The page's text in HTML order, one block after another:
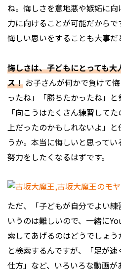
ね。悔しさを意地悪や嫉妬に
力に向けることが可能だから
悔しい思いをすることも大事だ
悔しさは、子どもにとっても
ス！ お子さんが何かで負けて
ったね」「勝ちたかったね」と
「向こうはたくさん練習して
上だったのかもしれないよ」
うか。本当に悔しいと思って
努力をしたくなるはずです。
ただ、「子どもが自分でよい
いうのは難しいので、一緒に
索してあげるのはどうでしょ
と検索するんですが、「足が
仕方」など、いろいろな動画が